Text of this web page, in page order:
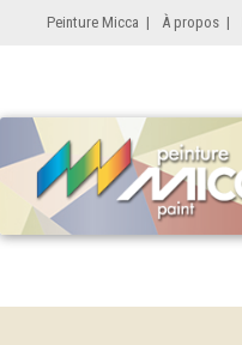
Peinture Micca | À propos |